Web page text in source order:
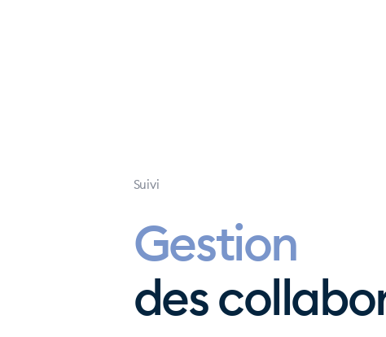
Suivi
Gestion
des